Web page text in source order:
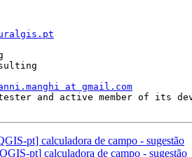
at gmail.com
and active member of its
pt] calculadora de campo - sugestão
pt] calculadora de campo - sugestão